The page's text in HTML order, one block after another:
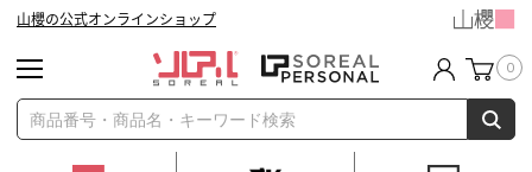
山櫻の公式オンラインショップ
0